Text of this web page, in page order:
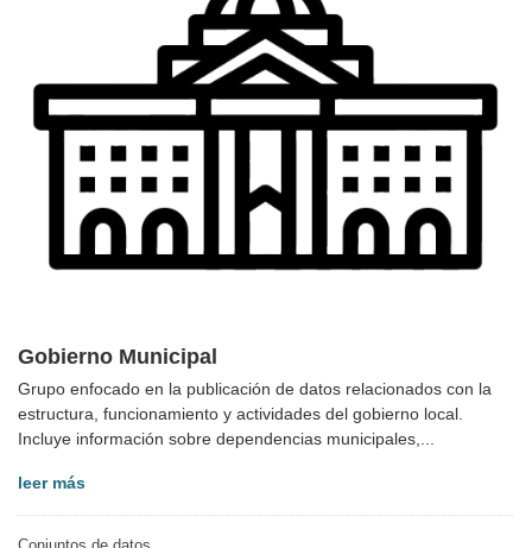
Gobierno Municipal
Grupo enfocado en la publicación de datos relacionados con la
estructura, funcionamiento y actividades del gobierno local.
Incluye información sobre dependencias municipales,...
leer más